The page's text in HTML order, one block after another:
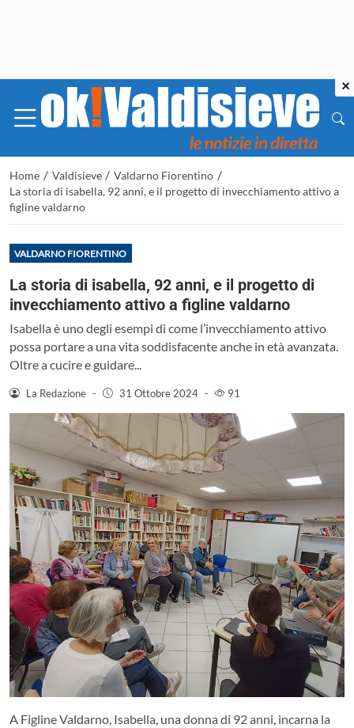
Home / Valdisieve / Valdarno Fiorentino /
La storia di isabella, 92 anni, e il progetto di invecchiamento attivo a
figline valdarno
VALDARNO FIORENTINO
La storia di isabella, 92 anni, e il progetto di
invecchiamento attivo a figline valdarno
Isabella è uno degli esempi di come l’invecchiamento attivo
possa portare a una vita soddisfacente anche in età avanzata.
Oltre a cucire e guidare...
La Redazione - 31 Ottobre 2024 - 91
A Figline Valdarno, Isabella, una donna di 92 anni, incarna la
×